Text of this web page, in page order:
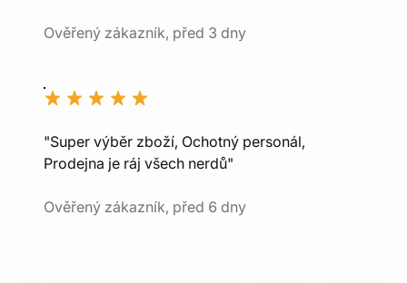
Ověřený zákazník, před 3 dny
"Super výběr zboží, Ochotný personál,
Prodejna je ráj všech nerdů"
Ověřený zákazník, před 6 dny